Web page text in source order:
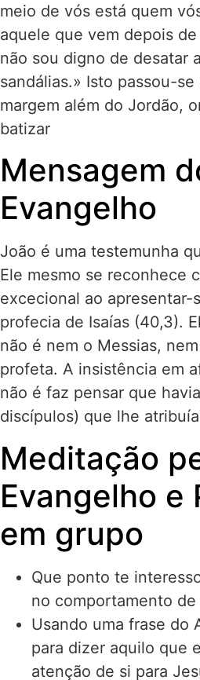
meio de vós está quem
aquele que vem depois
não sou digno de desatar
sandálias.» Isto passou-
margem além do Jordão,
batizar
Mensagem
Evangelho
João é uma testemunha
Ele mesmo se reconhece
excecional ao apresentar-
profecia de Isaías (40,3).
não é nem o Messias,
profeta. A insistência em
não é faz pensar que
discípulos) que lhe
Meditação
Evangelho e
em grupo
Que ponto te
no comportamento de
Usando uma frase do
para dizer aquilo que
atenção de si para